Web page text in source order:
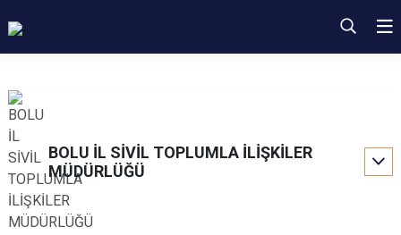
BOLU İL SİVİL TOPLUMLA İLİŞKİLER
MÜDÜRLÜĞÜ